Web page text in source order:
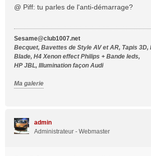
s
g
e
@ Piff: tu parles de l'anti-démarrage?
Sesame@club1007.net
Becquet, Bavettes de Style AV et AR, Tapis
Blade, H4 Xenon effect Philips + Bande leds,
HP JBL, Illumination façon Audi
Ma galerie
admin
Administrateur - Webmaster